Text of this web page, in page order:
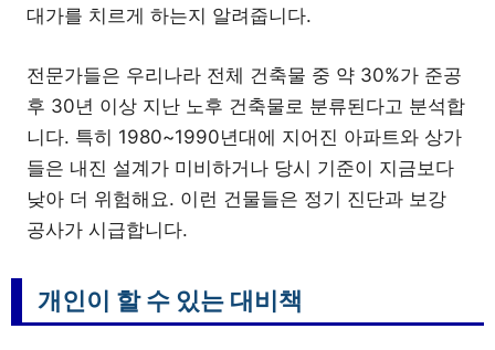
대가를 치르게 하는지 알려줍니다.
전문가들은 우리나라 전체 건축물 중 약 30%가 준공
후 30년 이상 지난 노후 건축물로 분류된다고 분석합
니다. 특히 1980~1990년대에 지어진 아파트와 상가
들은 내진 설계가 미비하거나 당시 기준이 지금보다
낮아 더 위험해요. 이런 건물들은 정기 진단과 보강
공사가 시급합니다.
개인이 할 수 있는 대비책